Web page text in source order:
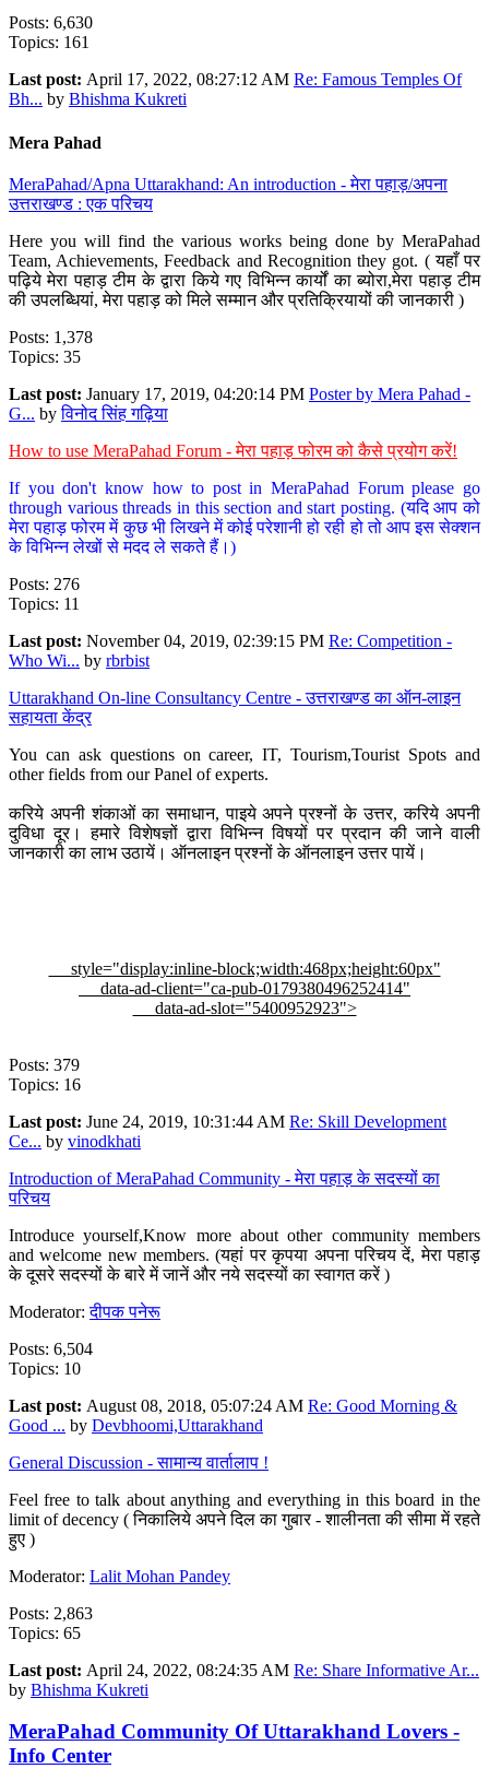
Posts: 6,630
Topics: 161
Last post: April 17, 2022, 08:27:12 AM Re: Famous Temples Of
Bh... by Bhishma Kukreti
Mera Pahad
MeraPahad/Apna Uttarakhand: An introduction - मेरा पहाड़/अपना
उत्तराखण्ड : एक परिचय
Here you will find the various works being done by MeraPahad
Team, Achievements, Feedback and Recognition they got. ( यहाँ पर
पढ़िये मेरा पहाड़ टीम के द्वारा किये गए विभिन्न कार्यों का ब्योरा,मेरा पहाड़ टीम
की उपलब्धियां, मेरा पहाड़ को मिले सम्मान और प्रतिक्रियायों की जानकारी )
Posts: 1,378
Topics: 35
Last post: January 17, 2019, 04:20:14 PM Poster by Mera Pahad -
G... byविनोद सिंह गढ़िया
How to use MeraPahad Forum - मेरा पहाड़ फोरम को कैसे प्रयोग करें!
If you don't know how to post in MeraPahad Forum please go
through various threads in this section and start posting. (यदि आप को
मेरा पहाड़ फोरम में कुछ भी लिखने में कोई परेशानी हो रही हो तो आप इस सेक्शन
के विभिन्न लेखों से मदद ले सकते हैं।)
Posts: 276
Topics: 11
Last post: November 04, 2019, 02:39:15 PM Re: Competition -
Who Wi... by rbrbist
Uttarakhand On-line Consultancy Centre - उत्तराखण्ड का ऑन-लाइन
सहायता केंद्र
You can ask questions on career, IT, Tourism,Tourist Spots and
other fields from our Panel of experts.
करिये अपनी शंकाओं का समाधान, पाइये अपने प्रश्नों के उत्तर, करिये अपनी
दुविधा दूर। हमारे विशेषज्ञों द्वारा विभिन्न विषयों पर प्रदान की जाने वाली
जानकारी का लाभ उठायें। ऑनलाइन प्रश्नों के ऑनलाइन उत्तर पायें।
style="display:inline-block;width:468px;height:60px"
data-ad-client="ca-pub-0179380496252414"
data-ad-slot="5400952923">
Posts: 379
Topics: 16
Last post: June 24, 2019, 10:31:44 AM Re: Skill Development
Ce... by vinodkhati
Introduction of MeraPahad Community - मेरा पहाड़ के सदस्यों का
परिचय
Introduce yourself,Know more about other community members
and welcome new members. (यहां पर कृपया अपना परिचय दें, मेरा पहाड़
के दूसरे सदस्यों के बारे में जानें और नये सदस्यों का स्वागत करें )
Moderator:दीपक पनेरू
Posts: 6,504
Topics: 10
Last post: August 08, 2018, 05:07:24 AM Re: Good Morning &
Good ... by Devbhoomi,Uttarakhand
General Discussion - सामान्य वार्तालाप !
Feel free to talk about anything and everything in this board in the
limit of decency ( निकालिये अपने दिल का गुबार - शालीनता की सीमा में रहते
हुए )
Moderator: Lalit Mohan Pandey
Posts: 2,863
Topics: 65
Last post: April 24, 2022, 08:24:35 AM Re: Share Informative Ar...
by Bhishma Kukreti
MeraPahad Community Of Uttarakhand Lovers -
Info Center